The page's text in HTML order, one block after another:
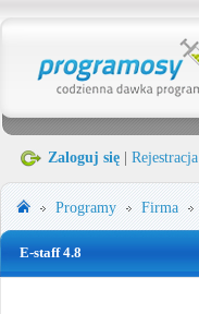
Zaloguj się Rejestracja
Programy Firma
E-staff 4.8